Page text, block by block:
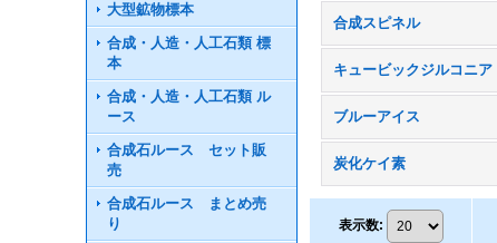
大型鉱物標本
合成・人造・人工石類 標
本
合成・人造・人工石類 ル
ース
合成石ルース セット販
売
合成石ルース まとめ売
り
合成スピネル
キュービックジルコニア
ブルーアイス
炭化ケイ素
表示数: